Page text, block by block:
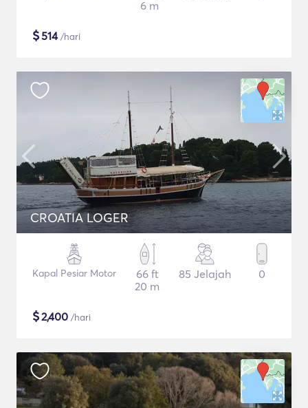
6 m
$514/hari
CROATIA LOGER
Kapal Pesiar Motor
66 ft
20 m
85 Jelajah 0
$2,400 /hari